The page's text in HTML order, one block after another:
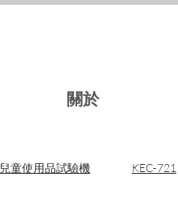
關於
兒童使用品試驗機 KEC-721